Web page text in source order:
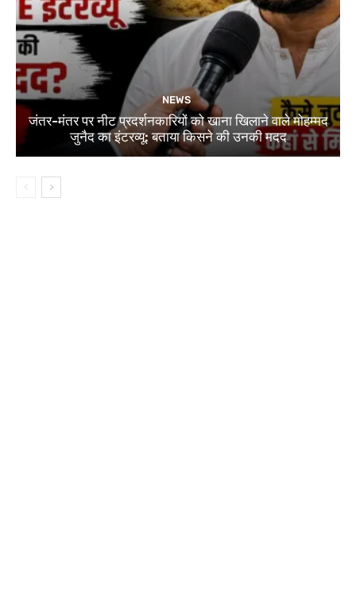
NEWS
जंतर-मंतर पर नीट प्रदर्शनकारियों को खाना खिलाने वाले मोहम्मद
जुनैद का इंटरव्यू: बताया किसने की उनकी मदद